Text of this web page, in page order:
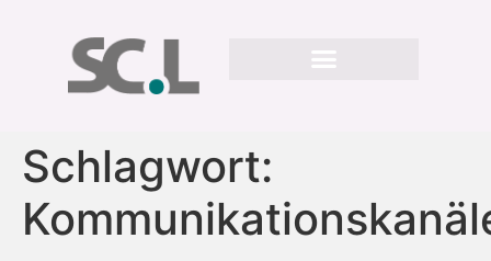
Schlagwort: